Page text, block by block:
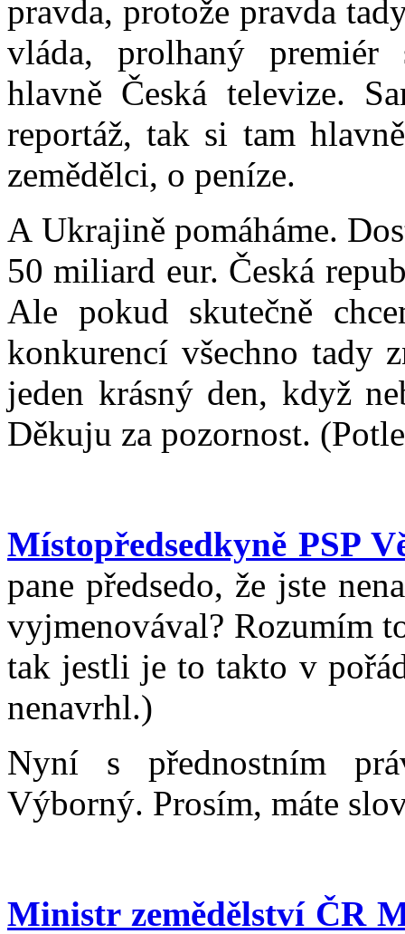
pravda, protože pravda
vláda, prolhaný
hlavně Česká televize.
reportáž, tak si tam
zemědělci, o peníze.
A Ukrajině pomáháme.
50 miliard eur. Česká
Ale pokud skutečně
konkurencí všechno tady
jeden krásný den, když
Děkuju za pozornost.
Místopředsedkyně PSP
pane předsedo, že jste
vyjmenovával? Rozumím
tak jestli je to takto v
nenavrhl.)
Nyní s přednostním
Výborný. Prosím, máte
Ministr zemědělství ČR